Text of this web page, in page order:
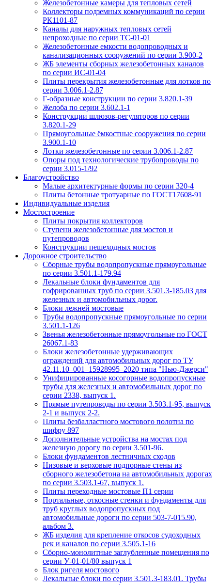
Железобетонные камеры для тепловых сетей
Коллекторы подземных коммуникаций по серии
РК1101-87
Каналы для наружных тепловых сетей
непроходные по серии ТС-01-01
Железобетонные емкости водопроводных и
канализационных сооружений по серии 3.900-2
ЖБ элементы сборных железобетонных каналов
по серии ИС-01-04
Плиты перекрытия железобетонные для лотков по
серии 3.006.1-2.87
Г-образные конструкции по серии 3.820.1-39
Желоба по серии 3.602.1-1
Конструкции шлюзов-регуляторов по серии
3.820.1-29
Прямоугольные ёмкостные сооружения по серии
3.900.1-10
Лотки железобетонные по серии 3.006.1-2.87
Опоры под технологические трубопроводы по
серии 3.015-1/92
Благоустройство
Малые архитектурные формы по серии 320-4
Плиты бетонные тротуарные по ГОСТ17608-91
Индивидуальные изделия
Мостостроение
Плиты покрытия коллекторов
Ступени железобетонные для мостов и
путепроводов
Конструкции пешеходных мостов
Дорожное строительство
Сборные трубы водопропускные прямоугольные
по серии 3.501.1-179.94
Лекальные блоки фундаментов для
гофрированных труб по серии 3.501.3-185.03 для
железных и автомобильных дорог.
Блоки лежней мостовые
Трубы водопропускные прямоугольные по серии
3.501.1-126
Звенья железобетонные прямоугольные по ГОСТ
26067.1-83
Блоки железобетонные удерживающих
ограждений для автомобильных дорог по ТУ
42.11.10–001–15928995–2020 типа "Нью-Джерси"
Унифицированные косогорные водопропускные
трубы для железных и автомобильных дорог по
серии 2338, выпуск 1.
Прямые путепроводы по серии 3.503.1-95, выпуск
2-1 и выпуск 2-2.
Плиты безбалластного мостового полотна по
шифру 897
Дополнительные устройства на мостах под
железную дорогу по серии 3.501-96.
Блоки фундаментов лестничных сходов
Низовые и верховые подпорные стены из
сборного железобетона на автомобильных дорогах
по серии 3.503.1-67, выпуск 1.
Плиты переходные мостовые П1 серии
Портальные, откосные стенки и фундаменты для
труб круглых водопропускных под
автомобильные дороги по серии 503-7-015.90,
альбом 3.
ЖБ изделия для крепление откосов судоходных
рек и каналов по серии 3.505.1-16
Сборно-монолитные заглубленные помещения по
серии У-01-01/80 выпуск 1
Блок ригеля мостового
Лекальные блоки по серии 3.501.3-183.01. Трубы